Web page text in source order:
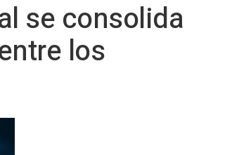
se consolida
los